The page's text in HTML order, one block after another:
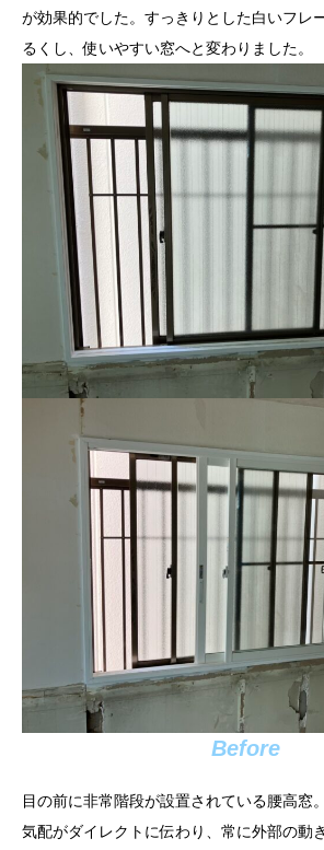
が効果的でした。すっきりとした白いフレ
るくし、使いやすい窓へと変わりました。
Before
目の前に非常階段が設置されている腰高窓
気配がダイレクトに伝わり、常に外部の動